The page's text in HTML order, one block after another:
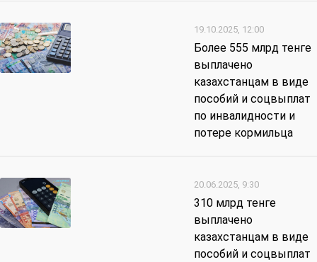
19.10.2025, 12:00
Более 555 млрд тенге
выплачено
казахстанцам в виде
пособий и соцвыплат
по инвалидности и
потере кормильца
20.06.2025, 9:30
310 млрд тенге
выплачено
казахстанцам в виде
пособий и соцвыплат